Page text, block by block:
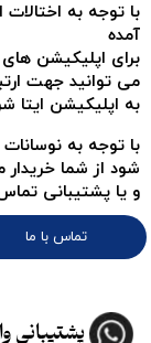
تماس با ما
با توجه به
آمده
برای اپلیکیشن
می توانید جهت
به اپلیکیشن ایتا
پشتیبانی
با توجه به
شود از شما
و یا پشتیبانی